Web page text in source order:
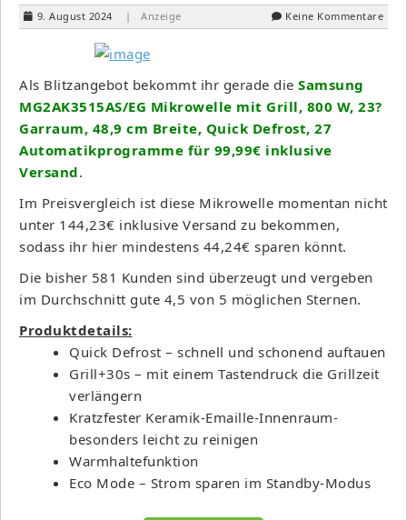
9. August 2024 | Anzeige Keine Kommentare
Als Blitzangebot bekommt ihr gerade die Samsung
MG2AK3515AS/EG Mikrowelle mit Grill, 800 W, 23?
Garraum, 48,9 cm Breite, Quick Defrost, 27
Automatikprogramme für 99,99€ inklusive
Versand.
Im Preisvergleich ist diese Mikrowelle momentan nicht
unter 144,23€ inklusive Versand zu bekommen,
sodass ihr hier mindestens 44,24€ sparen könnt.
Die bisher 581 Kunden sind überzeugt und vergeben
im Durchschnitt gute 4,5 von 5 möglichen Sternen.
Produktdetails:
Quick Defrost – schnell und schonend auftauen
Grill+30s – mit einem Tastendruck die Grillzeit
verlängern
Kratzfester Keramik-Emaille-Innenraum-
besonders leicht zu reinigen
Warmhaltefunktion
Eco Mode – Strom sparen im Standby-Modus